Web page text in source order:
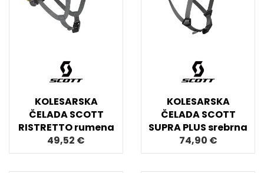
KOLESARSKA
ČELADA SCOTT
RISTRETTO rumena
49,52 €
KOLESARSKA
ČELADA SCOTT
SUPRA PLUS srebrna
74,90 €